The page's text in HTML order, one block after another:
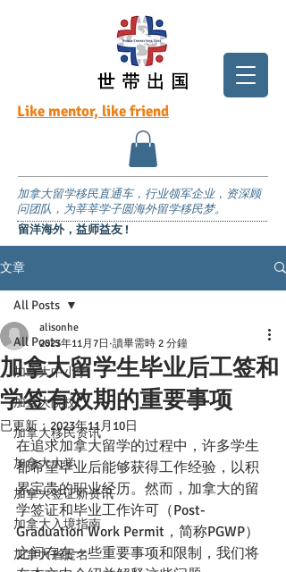
Like mentor, like friend
加拿大留学移民直通车，行业领军企业，资深顾
问团队，为莘莘学子圆海外留学移民梦。
留洋海外，益师益友 !
文章
All Posts
加拿大中小学
加拿大院校
加拿大移民资讯
加拿大大学
加拿大签证新资讯
加拿大入境指南
加拿大省提名
All Posts
加拿大留学生毕业后工签和
学签有效期的重要事项
alisonhe
2023年11月7日 讀畢需時 2 分鐘
已更新： 2023年11月10日
在追求加拿大留学的过程中，许多学生
都希望毕业后能够获得工作经验，以积
累宝贵的职业经历。然而，加拿大的留
学签证和毕业工作许可（Post-
Graduation Work Permit，简称PGWP）
之间存在一些重要事项和限制，我们将